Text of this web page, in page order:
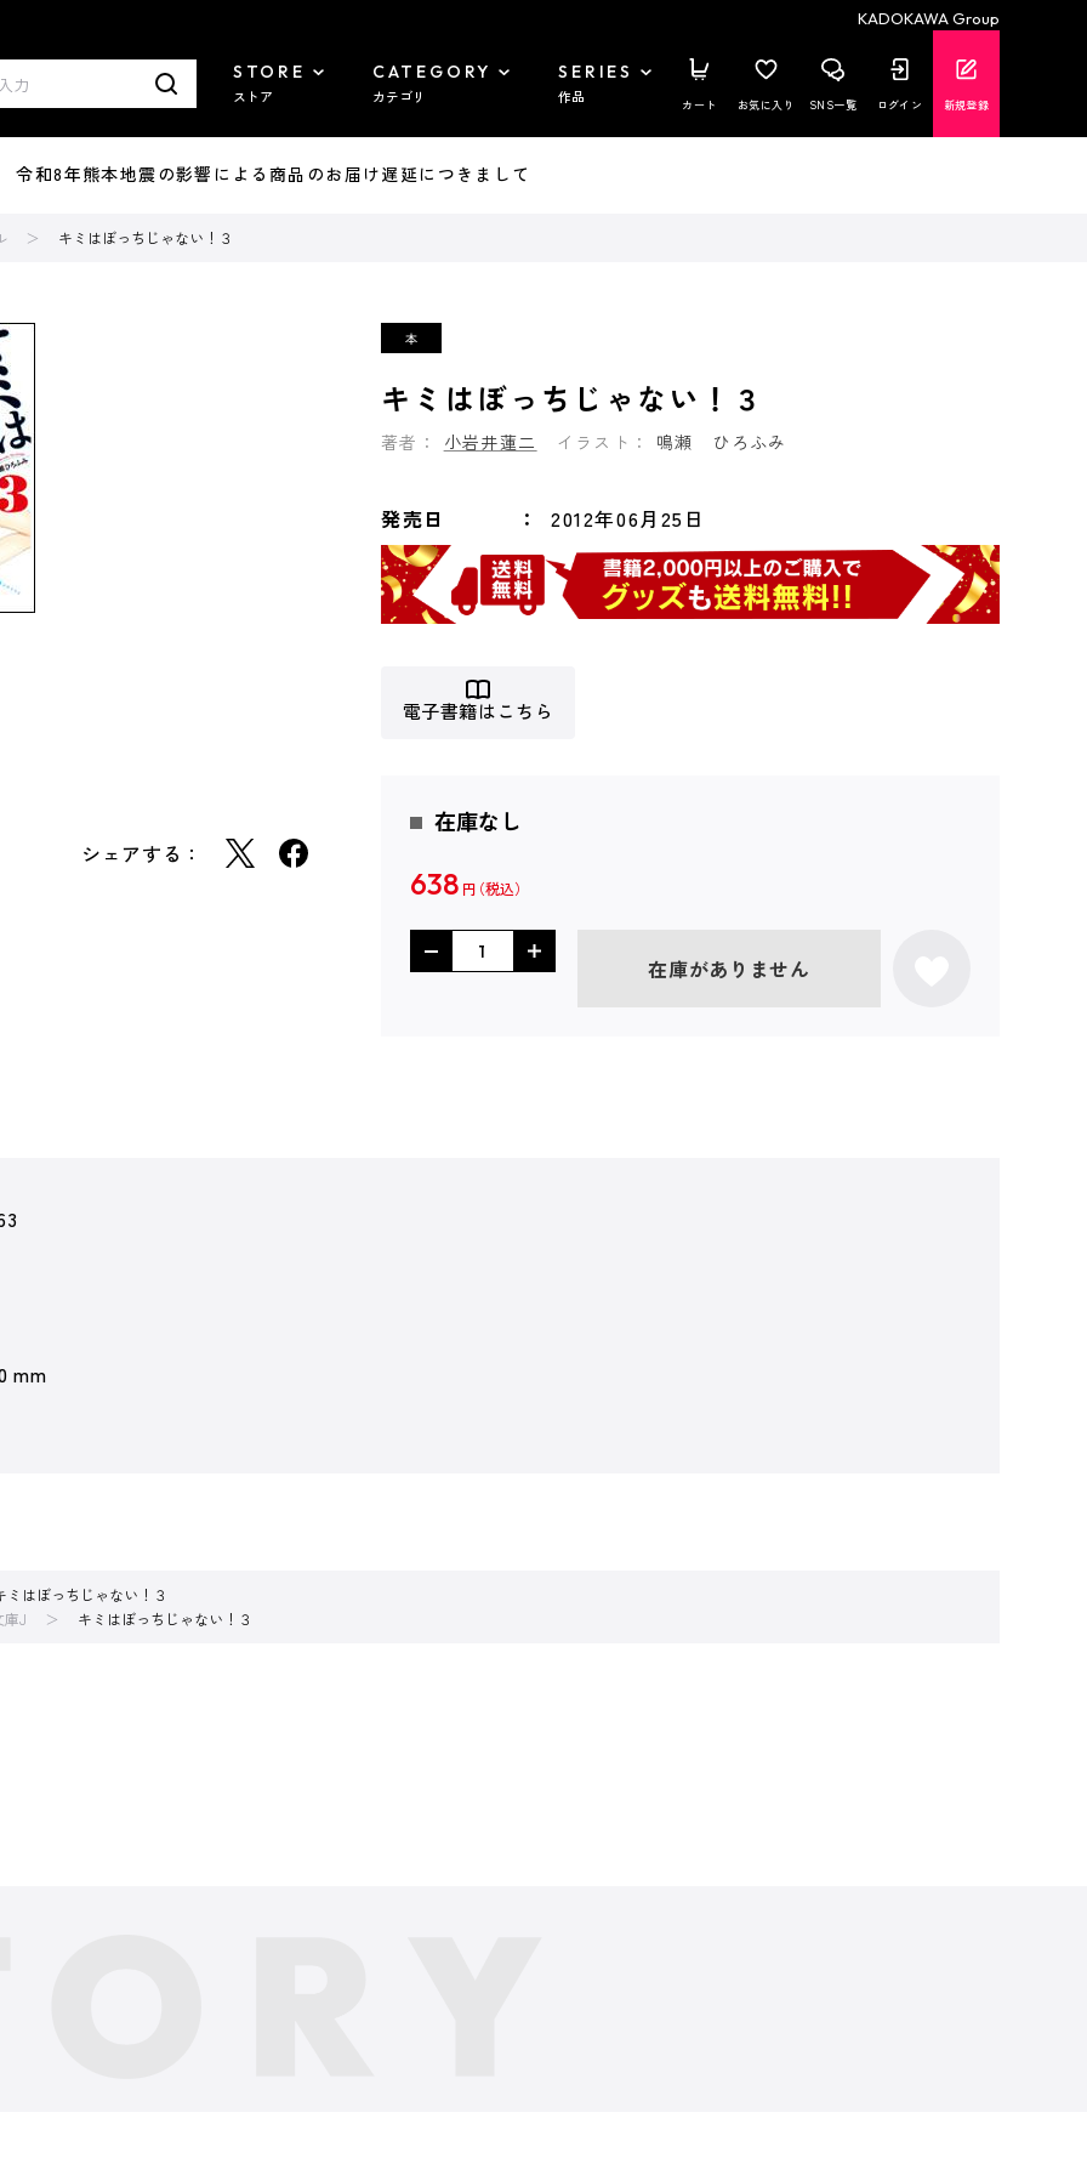
KADOKAWA Group
STORE
ストア
CATEGORY
カテゴリ
SERIES
作品 カート お気に入り SNS一覧 ログイン 新規登録
和8年熊本地震の影響による商品のお届け遅延につきまして
キミはぼっちじゃない！３
シェアする：
キミはぼっちじゃない！３
著者： 小岩井蓮二 イラスト： 鳴瀬 ひろふみ
発売日 2012年06月25日
電子書籍はこちら
在庫なし
638 円
在庫がありません
mm
ミはぼっちじゃない！３
庫J
キミはぼっちじゃない！３